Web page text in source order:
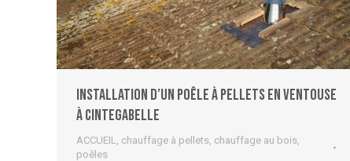
Installation d’un poêle à pellets en ventouse
à Cintegabelle
ACCUEIL chauffage à pellets chauffage au bois
poêles